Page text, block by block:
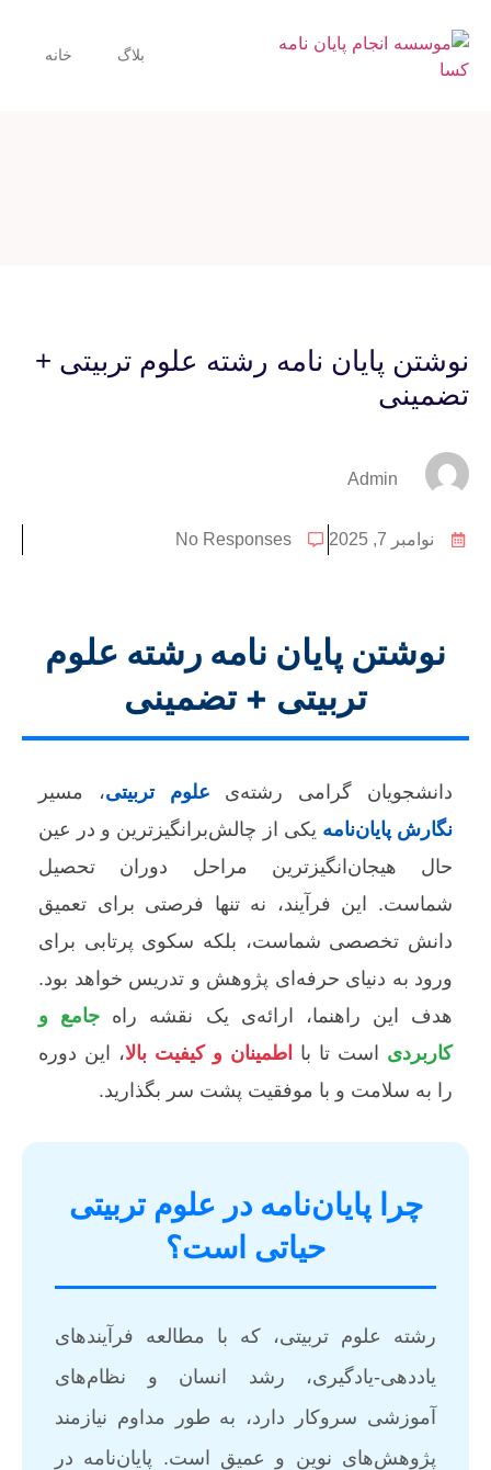
خانه بلاگ
نوشتن پایان نامه رشته علوم تربیتی +
تضمینی
Admin
نوامبر 7, 2025 No Responses
نوشتن پایان نامه رشته علوم
تربیتی + تضمینی
دانشجویان گرامی رشته‌ی علوم تربیتی، مسیر
نگارش پایان‌نامه یکی از چالش‌برانگیزترین و در عین
حال هیجان‌انگیزترین مراحل دوران تحصیل
شماست. این فرآیند، نه تنها فرصتی برای تعمیق
دانش تخصصی شماست، بلکه سکوی پرتابی برای
ورود به دنیای حرفه‌ای پژوهش و تدریس خواهد بود.
هدف این راهنما، ارائه‌ی یک نقشه راه جامع و
کاربردی است تا با اطمینان و کیفیت بالا، این دوره
را به سلامت و با موفقیت پشت سر بگذارید.
چرا پایان‌نامه در علوم تربیتی
حیاتی است؟
رشته علوم تربیتی، که با مطالعه فرآیندهای
یاددهی-یادگیری، رشد انسان و نظام‌های
آموزشی سروکار دارد، به طور مداوم نیازمند
پژوهش‌های نوین و عمیق است. پایان‌نامه در